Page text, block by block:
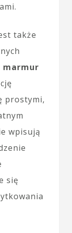
także
marmur
prostymi,
wpisują
się